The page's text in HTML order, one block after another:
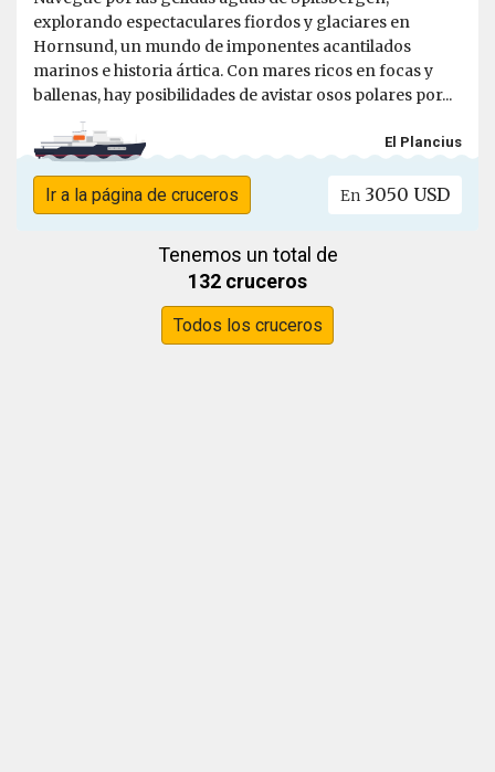
explorando espectaculares fiordos y glaciares en
Hornsund, un mundo de imponentes acantilados
marinos e historia ártica. Con mares ricos en focas y
ballenas, hay posibilidades de avistar osos polares por...
El Plancius
Ir a la página de cruceros En 3050 USD
Tenemos un total de
132 cruceros
Todos los cruceros